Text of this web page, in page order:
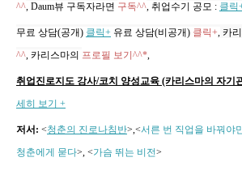
^^, Daum뷰 구독자라면 구독^^, 취업수기 공모 : 클릭
무료 상담(공개) 클릭+ 유료 상담(비공개) 클릭+, 카
^^, 카리스마의 프로필 보기^^*,
취업진로지도 강사/코치 양성교육 (카리스마의 자기
세히 보기 +
저서: <청춘의 진로나침반>,<서른 번 직업을 바꿔야
청춘에게 묻다>, <가슴 뛰는 비전>